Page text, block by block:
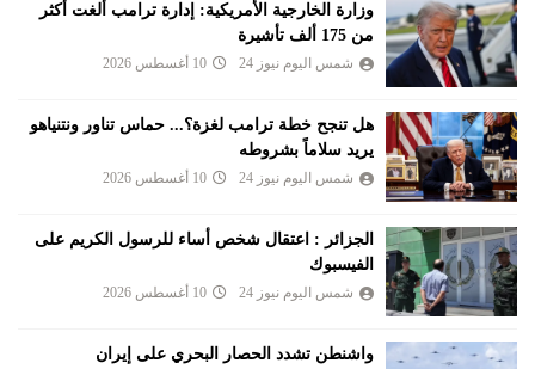
وزارة ⁠الخارجية الأمريكية: إدارة ترامب ألغت أكثر
من 175 ألف تأشيرة
شمس اليوم نيوز 24 10 أغسطس 2026
هل تنجح خطة ترامب لغزة؟... حماس تناور ونتنياهو
يريد سلاماً بشروطه
شمس اليوم نيوز 24 10 أغسطس 2026
الجزائر : اعتقال شخص أساء للرسول الكريم على
الفيسبوك
شمس اليوم نيوز 24 10 أغسطس 2026
واشنطن تشدد الحصار البحري على إيران